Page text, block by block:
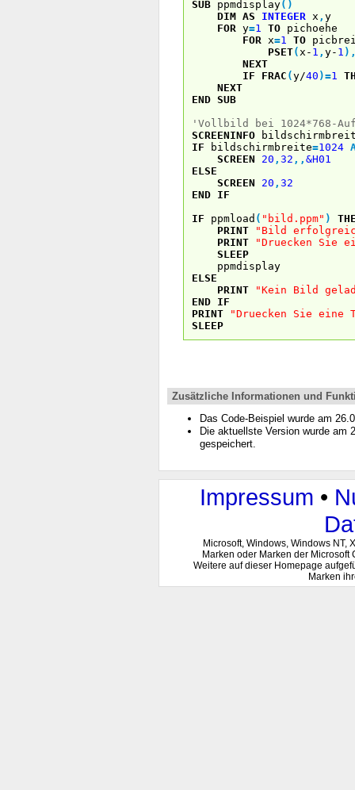
SUB ppmdisplay( )
DIM AS INTEGER x , y
FOR y=1 TO pichoehe
FOR x=1 TO
PSET( x- 1 , y- 1 )
NEXT
IF
FRAC (y/40 )=1
NEXT
END SUB
'Vollbild bei 1024*768-
SCREENINFO
IF bildschirmbreite=1024
SCREEN
20 , 32 , , &H01
ELSE
SCREEN
20 , 32
END IF
IF ppmload ( "bild.ppm" )
PRINT
"Bild
PRINT
"Druecken Sie
SLEEP
ppmdisplay
ELSE
PRINT
"Kein Bild
END IF
PRINT
"Druecken Sie eine
SLEEP
Zusätzliche Informationen und
Das Code-Beispiel wurde am
Die aktuellste Version wurde am
gespeichert.
Impressum •
Microsoft, Windows, Windows NT,
Marken oder Marken der
Weitere auf dieser Homepage
Marken